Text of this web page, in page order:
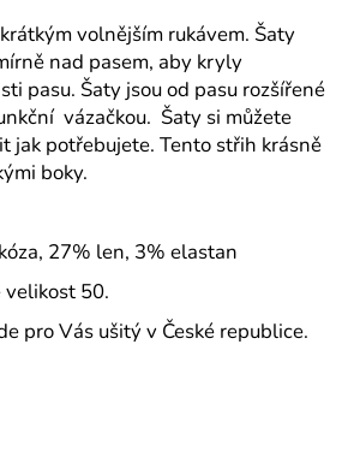
volnějším rukávem. Šaty
nad pasem, aby kryly
pasu. Šaty jsou od pasu rozšířené
vázačkou. Šaty si můžete
jak potřebujete. Tento střih krásně
boky.
27% len, 3% elastan
velikost 50.
pro Vás ušitý v České republice.